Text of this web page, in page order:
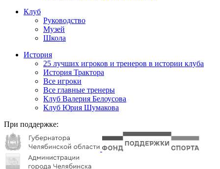
Клуб
Руководство
Музей
Школа
История
25 лучших игроков и тренеров в истории клуба
История Трактора
Все игроки
Все главные тренеры
Клуб Валерия Белоусова
Клуб Юрия Шумакова
При поддержке: